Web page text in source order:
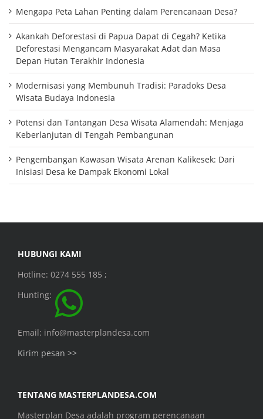
Mengapa Peta Lahan Penting dalam Perencanaan Desa?
Akankah Deforestasi di Papua Dapat di Cegah? Ketika
Deforestasi Mengancam Masyarakat Adat dan Masa
Depan Hutan Terakhir Indonesia
Modernisasi yang Membunuh Tradisi: Paradoks Desa
Wisata Budaya Indonesia
Potensi dan Tantangan Desa Wisata Alamendah: Menjaga
Keberlanjutan di Tengah Pembangunan
Pengembangan Kawasan Wisata Arenan Kalikesek: Dari
Inisiasi Desa ke Dampak Ekonomi Lokal
HUBUNGI KAMI
Hotline: 0274 555 185 ;
Hunting:
Email: info@masterplandesa.com
Kirim pesan >>
TENTANG MASTERPLANDESA.COM
Masterplan Desa adalah program perencanaan